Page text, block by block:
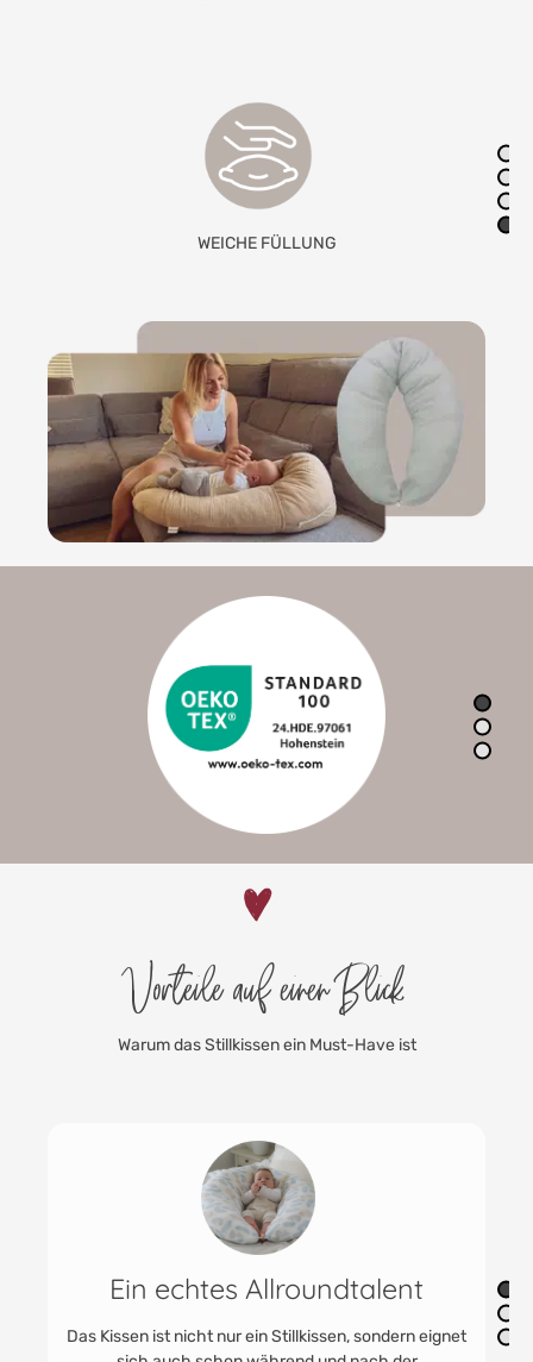
KOMPLETT WASCHBAR
Vorteile auf einen Blick
Warum das Stillkissen ein Must-Have ist
Geräuschlos, weich &
formstabil